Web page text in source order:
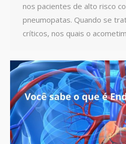
nos pacientes de alto risco
pneumopatas. Quando se
críticos, nos quais o